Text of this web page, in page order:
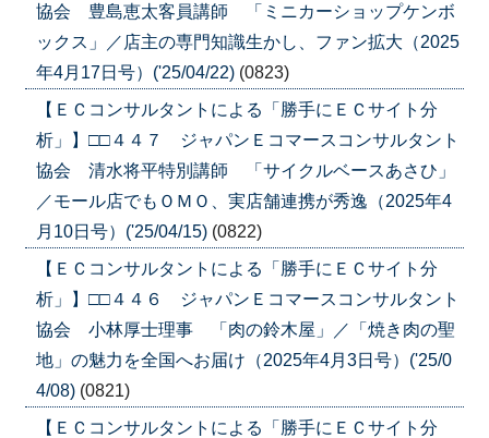
協会 豊島恵太客員講師 「ミニカーショップケンボ
ックス」／店主の専門知識生かし、ファン拡大（2025
年4月17日号）('25/04/22) (0823)
【ＥＣコンサルタントによる「勝手にＥＣサイト分
析」】□□４４７ ジャパンＥコマースコンサルタント
協会 清水将平特別講師 「サイクルベースあさひ」
／モール店でもＯＭＯ、実店舗連携が秀逸（2025年4
月10日号）('25/04/15) (0822)
【ＥＣコンサルタントによる「勝手にＥＣサイト分
析」】□□４４６ ジャパンＥコマースコンサルタント
協会 小林厚士理事 「肉の鈴木屋」／「焼き肉の聖
地」の魅力を全国へお届け（2025年4月3日号）('25/0
4/08) (0821)
【ＥＣコンサルタントによる「勝手にＥＣサイト分